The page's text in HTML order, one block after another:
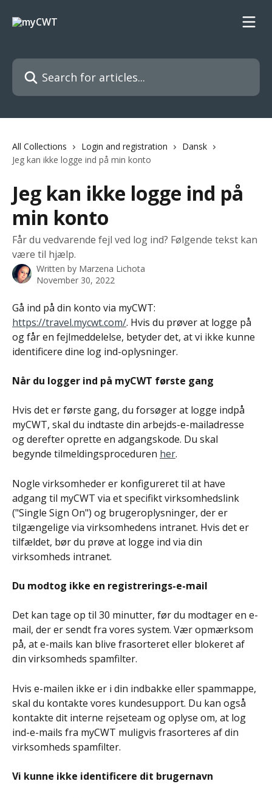
Search for articles...
All Collections Login and registration
Dansk
Jeg kan ikke logge ind på min konto
Jeg kan ikke logge ind på
min konto
Får du vedvarende fejl ved log ind? Følgende tekst kan
være til hjælp.
Written by Marzena Lichota
November 30, 2022
Gå ind på din konto via myCWT:
https://travel.mycwt.com/. Hvis du prøver at logge på
og får en fejlmeddelelse, betyder det, at vi ikke kunne
identificere dine log ind-oplysninger.
Når du logger ind på myCWT første gang
Hvis det er første gang, du forsøger at logge indpå
myCWT, skal du indtaste din arbejds-e-mailadresse
og derefter oprette en adgangskode. Du skal
begynde tilmeldingsproceduren her.
Nogle virksomheder er konfigureret til at have
adgang til myCWT via et specifikt virksomhedslink
("Single Sign On") og brugeroplysninger, der er
tilgængelige via virksomhedens intranet. Hvis det er
tilfældet, bør du prøve at logge ind via din
virksomheds intranet.
Du modtog ikke en registrerings-e-mail
Det kan tage op til 30 minutter, før du modtager en e-
mail, der er sendt fra vores system. Vær opmærksom
på, at e-mails kan blive frasorteret eller blokeret af
din virksomheds spamfilter.
Hvis e-mailen ikke er i din indbakke eller spammappe,
skal du kontakte vores kundesupport. Du kan også
kontakte dit interne rejseteam og oplyse om, at log
ind-e-mails fra myCWT muligvis frasorteres af din
virksomheds spamfilter.
Vi kunne ikke identificere dit brugernavn